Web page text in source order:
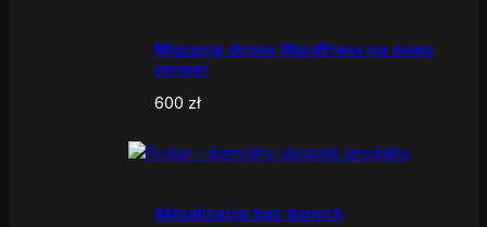
Migracja strony WordPress na nowy
serwer
600 zł
Aktualizacja baz danych